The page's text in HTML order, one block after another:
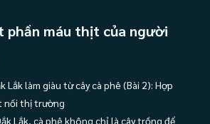
phần máu thịt của người
Lắk, cà phê không chỉ là cây trồng để